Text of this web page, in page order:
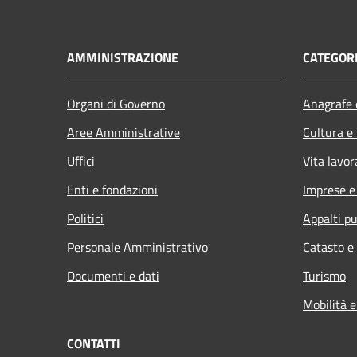
AMMINISTRAZIONE
Organi di Governo
Aree Amministrative
Uffici
Enti e fondazioni
Politici
Personale Amministrativo
Documenti e dati
Cultura
Vita
Imprese
Appalti
Catasto
Turismo
Mobilità
CONTATTI